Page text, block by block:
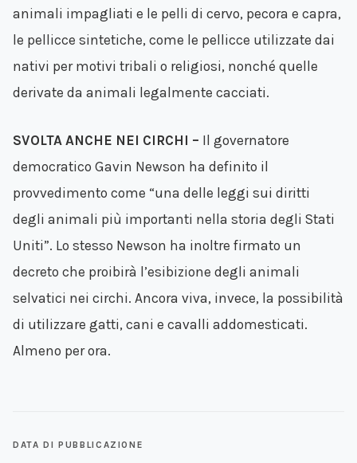
DATA DI PUBBLICAZIONE
animali impagliati e le pelli di cervo, pecora e capra,
le pellicce sintetiche, come le pellicce utilizzate dai
nativi per motivi tribali o religiosi, nonché quelle
derivate da animali legalmente cacciati.
SVOLTA ANCHE NEI CIRCHI – Il governatore
democratico Gavin Newson ha definito il
provvedimento come “una delle leggi sui diritti
degli animali più importanti nella storia degli Stati
Uniti”. Lo stesso Newson ha inoltre firmato un
decreto che proibirà l’esibizione degli animali
selvatici nei circhi. Ancora viva, invece, la possibilità
di utilizzare gatti, cani e cavalli addomesticati.
Almeno per ora.